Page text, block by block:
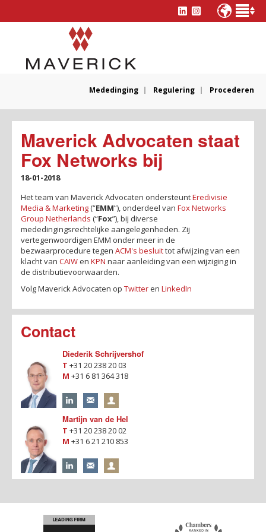
Mededinging Regulering Procederen
Maverick Advocaten staat
Fox Networks bij
18-01-2018
Het team van Maverick Advocaten ondersteuntEredivisie
Media & Marketing(“EMM”), onderdeel van Fox Networks
Group Netherlands (“Fox”), bij diverse
mededingingsrechtelijke aangelegenheden. Zij
vertegenwoordigen EMM onder meer in de
bezwaarprocedure tegen ACM's besluittot afwijzing van een
klacht van CAIWen KPN naar aanleiding van een wijziging in
de distributievoorwaarden.
Volg Maverick Advocaten op Twitteren LinkedIn
Contact
Diederik Schrijvershof
T +31 20 238 20 03
M +31 6 81 364 318
Martijn van de Hel
T +31 20 238 20 02
M +31 6 21 210 853